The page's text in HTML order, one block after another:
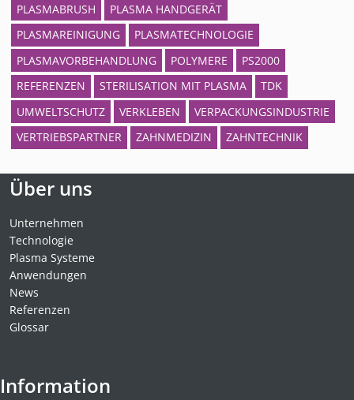
PLASMABRUSH
PLASMA HANDGERÄT
PLASMAREINIGUNG
PLASMATECHNOLOGIE
PLASMAVORBEHANDLUNG
POLYMERE
PS2000
REFERENZEN
STERILISATION MIT PLASMA
TDK
UMWELTSCHUTZ
VERKLEBEN
VERPACKUNGSINDUSTRIE
VERTRIEBSPARTNER
ZAHNMEDIZIN ZAHNTECHNIK
Über uns
Unternehmen
Technologie
Plasma Systeme
Anwendungen
News
Referenzen
Glossar
Information